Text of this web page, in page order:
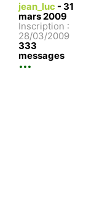
jean_luc - 31
mars 2009
Inscription :
28/03/2009
333
messages